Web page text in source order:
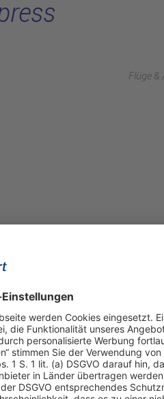
Flüge &
einkaufen & buchen